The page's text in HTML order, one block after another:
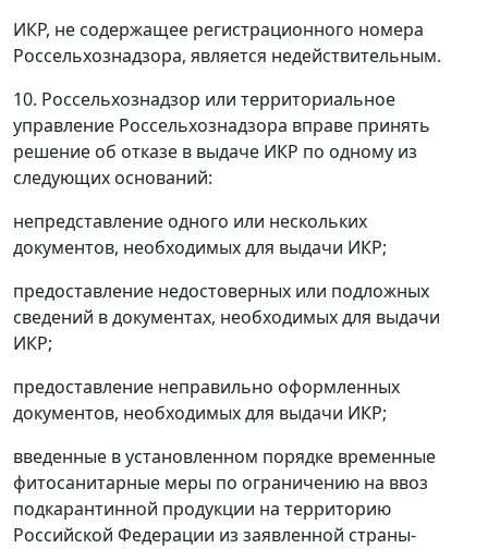
ИКР, не содержащее регистрационного номера
Россельхознадзора, является недействительным.
10. Россельхознадзор или территориальное
управление Россельхознадзора вправе принять
решение об отказе в выдаче ИКР по одному из
следующих оснований:
непредставление одного или нескольких
документов, необходимых для выдачи ИКР;
предоставление недостоверных или подложных
сведений в документах, необходимых для выдачи
ИКР;
предоставление неправильно оформленных
документов, необходимых для выдачи ИКР;
введенные в установленном порядке временные
фитосанитарные меры по ограничению на ввоз
подкарантинной продукции на территорию
Российской Федерации из заявленной страны-